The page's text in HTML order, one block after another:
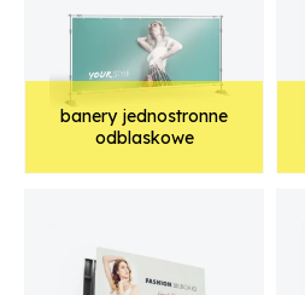
banery jednostronne
odblaskowe